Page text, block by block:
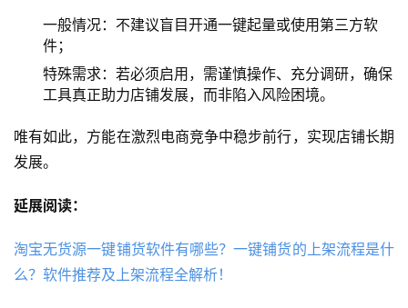
一般情况：不建议盲目开通一键起量或使用第三方软
件；
特殊需求：若必须启用，需谨慎操作、充分调研，确保
工具真正助力店铺发展，而非陷入风险困境。
唯有如此，方能在激烈电商竞争中稳步前行，实现店铺长期
发展。
延展阅读：
淘宝无货源一键铺货软件有哪些？一键铺货的上架流程是什
么？软件推荐及上架流程全解析！